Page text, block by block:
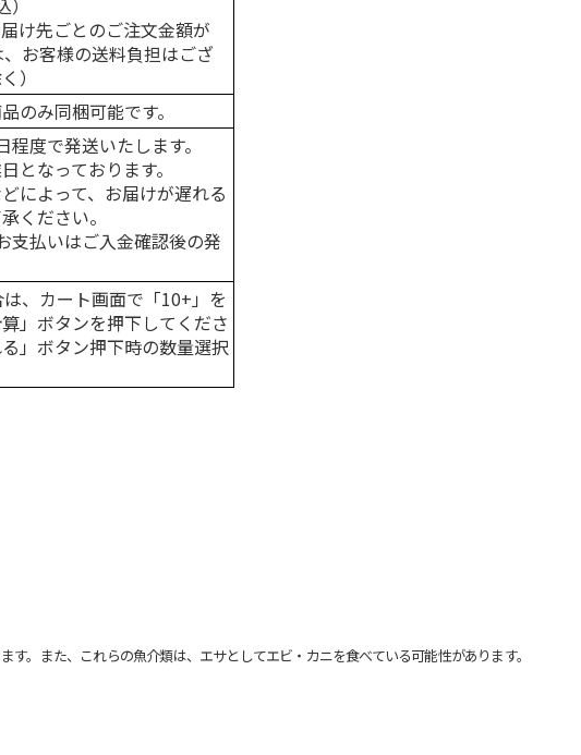
け先ごとのご注文金額が
お客様の送料負担はござ
）
のみ同梱可能です。
度で発送いたします。
となっております。
によって、お届けが遅れる
ください。
支払いはご入金確認後の発
、カート画面で「10+」を
」ボタンを押下してくださ
」ボタン押下時の数量選択
。また、これらの魚介類は、エサとしてエビ・カニを食べている可能性があります。